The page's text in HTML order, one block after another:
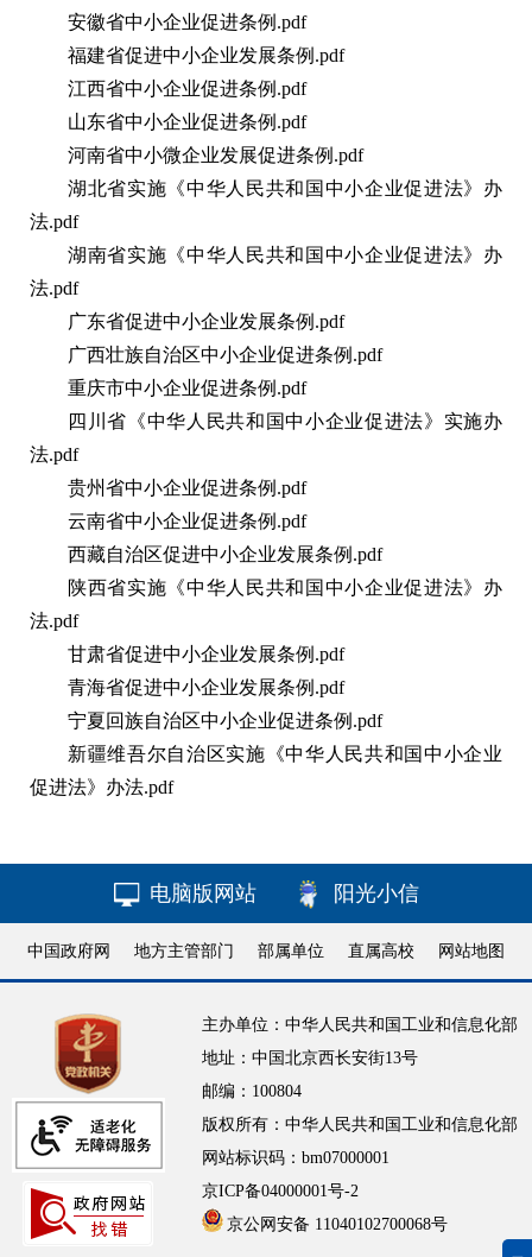
安徽省中小企业促进条例.pdf
福建省促进中小企业发展条例.pdf
江西省中小企业促进条例.pdf
山东省中小企业促进条例.pdf
河南省中小微企业发展促进条例.pdf
湖北省实施《中华人民共和国中小企业促进法》办
法.pdf
湖南省实施《中华人民共和国中小企业促进法》办
法.pdf
广东省促进中小企业发展条例.pdf
广西壮族自治区中小企业促进条例.pdf
重庆市中小企业促进条例.pdf
四川省《中华人民共和国中小企业促进法》实施办
法.pdf
贵州省中小企业促进条例.pdf
云南省中小企业促进条例.pdf
西藏自治区促进中小企业发展条例.pdf
陕西省实施《中华人民共和国中小企业促进法》办
法.pdf
甘肃省促进中小企业发展条例.pdf
青海省促进中小企业发展条例.pdf
宁夏回族自治区中小企业促进条例.pdf
新疆维吾尔自治区实施《中华人民共和国中小企业
促进法》办法.pdf
电脑版网站 阳光小信
中国政府网 地方主管部门 部属单位 直属高校 网站地图
主办单位：中华人民共和国工业和信息化部
地址：中国北京西长安街13号
邮编：100804
版权所有：中华人民共和国工业和信息化部
网站标识码：bm07000001
京ICP备04000001号-2
京公网安备 11040102700068号